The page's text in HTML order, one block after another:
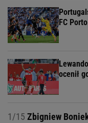
FC
ocenił
1/15 Zbigniew